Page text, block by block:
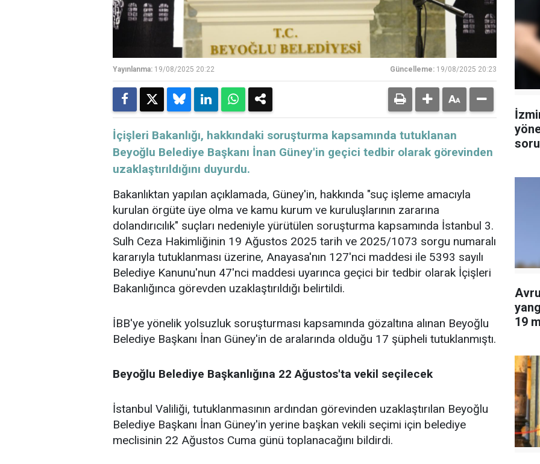
Yayınlanma: 19/08/2025 20:22 Güncelleme: 19/08/2025 20:23
İçişleri Bakanlığı, hakkındaki soruşturma kapsamında tutuklanan
Beyoğlu Belediye Başkanı İnan Güney'in geçici tedbir olarak görevinden
uzaklaştırıldığını duyurdu.
Bakanlıktan yapılan açıklamada, Güney'in, hakkında "suç işleme amacıyla
kurulan örgüte üye olma ve kamu kurum ve kuruluşlarının zararına
dolandırıcılık" suçları nedeniyle yürütülen soruşturma kapsamında İstanbul 3.
Sulh Ceza Hakimliğinin 19 Ağustos 2025 tarih ve 2025/1073 sorgu numaralı
kararıyla tutuklanması üzerine, Anayasa'nın 127'nci maddesi ile 5393 sayılı
Belediye Kanunu'nun 47'nci maddesi uyarınca geçici bir tedbir olarak İçişleri
Bakanlığınca görevden uzaklaştırıldığı belirtildi.
İBB'ye yönelik yolsuzluk soruşturması kapsamında gözaltına alınan Beyoğlu
Belediye Başkanı İnan Güney'in de aralarında olduğu 17 şüpheli tutuklanmıştı.
Beyoğlu Belediye Başkanlığına 22 Ağustos'ta vekil seçilecek
İstanbul Valiliği, tutuklanmasının ardından görevinden uzaklaştırılan Beyoğlu
Belediye Başkanı İnan Güney'in yerine başkan vekili seçimi için belediye
meclisinin 22 Ağustos Cuma günü toplanacağını bildirdi.
19